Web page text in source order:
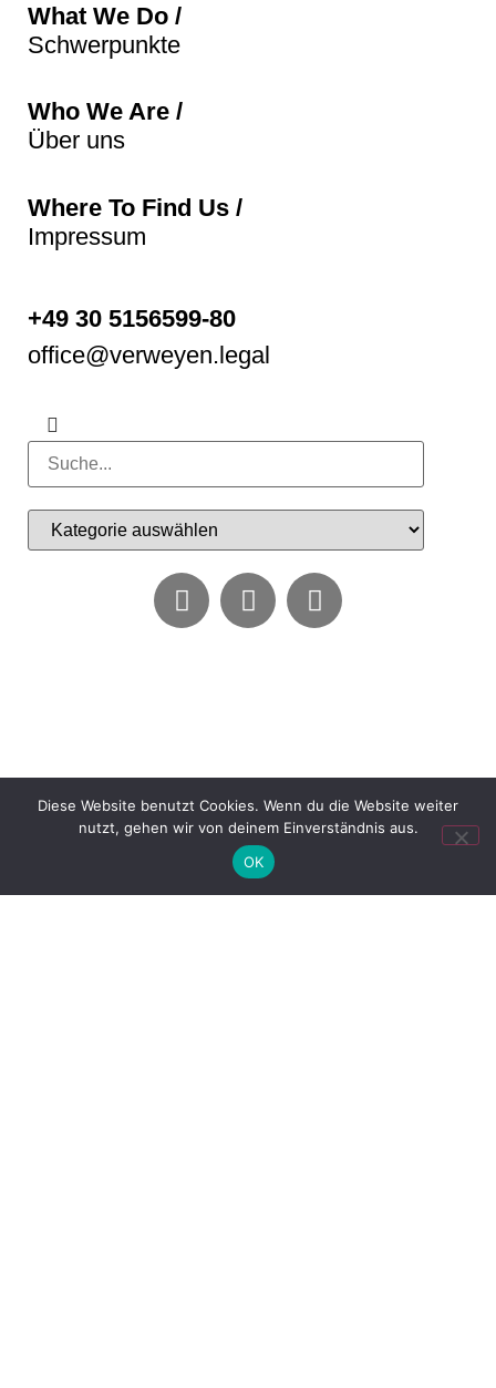
What We Do /
Schwerpunkte
Who We Are /
Über uns
Where To Find Us /
Impressum
+49 30 5156599-80
office@verweyen.legal
Diese Website benutzt Cookies. Wenn du die Website weiter
nutzt, gehen wir von deinem Einverständnis aus.
OK